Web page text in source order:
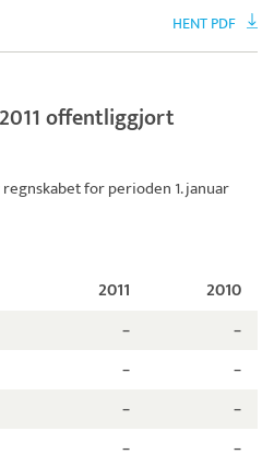
HENT PDF
offentliggjort
for perioden 1. januar
2011 2010
–
–
–
–
–
–
– –